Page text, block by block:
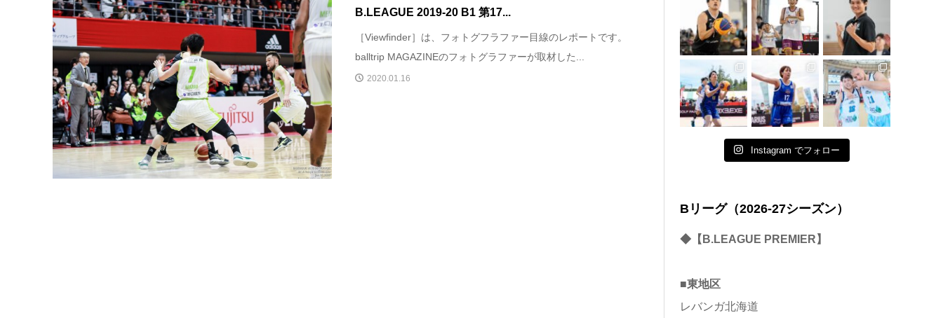
B.LEAGUE 2019-20 B1 第17...
［Viewfinder］は、フォトグフラファー目線のレポートです。
balltrip MAGAZINEのフォトグラファーが取材した...
2020.01.16
Instagram でフォロー
Bリーグ（2026-27シーズン）
◆【B.LEAGUE PREMIER】
■東地区
レバンガ北海道